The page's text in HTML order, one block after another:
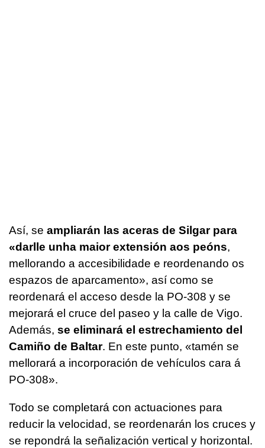
Así, se ampliarán las aceras de Silgar para
«darlle unha maior extensión aos peóns,
mellorando a accesibilidade e reordenando os
espazos de aparcamento», así como se
reordenará el acceso desde la PO-308 y se
mejorará el cruce del paseo y la calle de Vigo.
Además, se eliminará el estrechamiento del
Camiño de Baltar. En este punto, «tamén se
mellorará a incorporación de vehículos cara á
PO-308».
Todo se completará con actuaciones para
reducir la velocidad, se reordenarán los cruces y
se repondrá la señalización vertical y horizontal.